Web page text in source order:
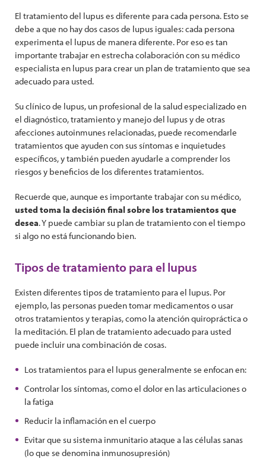
El tratamiento del lupus es diferente para cada persona. Esto se
debe a que no hay dos casos de lupus iguales: cada persona
experimenta el lupus de manera diferente. Por eso es tan
importante trabajar en estrecha colaboración con su médico
especialista en lupus para crear un plan de tratamiento que sea
adecuado para usted.
Su clínico de lupus, un profesional de la salud especializado en
el diagnóstico, tratamiento y manejo del lupus y de otras
afecciones autoinmunes relacionadas, puede recomendarle
tratamientos que ayuden con sus síntomas e inquietudes
específicos, y también pueden ayudarle a comprender los
riesgos y beneficios de los diferentes tratamientos.
Recuerde que, aunque es importante trabajar con su médico,
usted toma la decisión final sobre los tratamientos que
desea. Y puede cambiar su plan de tratamiento con el tiempo
si algo no está funcionando bien.
Tipos de tratamiento para el lupus
Existen diferentes tipos de tratamiento para el lupus. Por
ejemplo, las personas pueden tomar medicamentos o usar
otros tratamientos y terapias, como la atención quiropráctica o
la meditación. El plan de tratamiento adecuado para usted
puede incluir una combinación de cosas.
Los tratamientos para el lupus generalmente se enfocan en:
Controlar los síntomas, como el dolor en las articulaciones o
la fatiga
Reducir la inflamación en el cuerpo
Evitar que su sistema inmunitario ataque a las células sanas
(lo que se denomina inmunosupresión)